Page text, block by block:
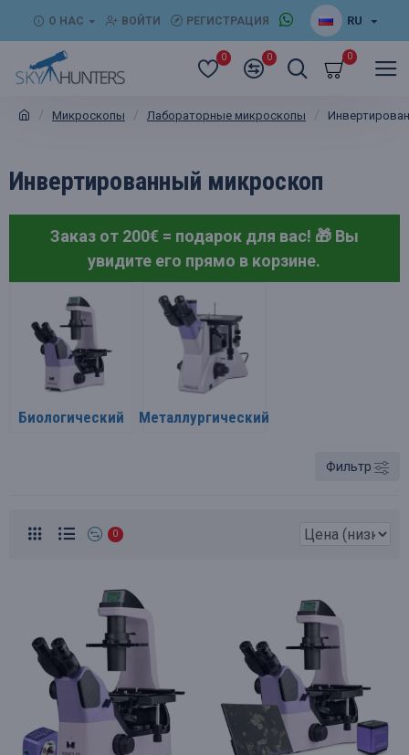
О НАС ВОЙТИ РЕГИСТРАЦИЯ RU
0 0 0
Микроскопы Лабораторные микроскопы
Инвертированный микроскоп
Заказ от 200€ = подарок для вас! 🎁 Вы
увидите его прямо в корзине.
Биологический Металлургический
Фильтр
0